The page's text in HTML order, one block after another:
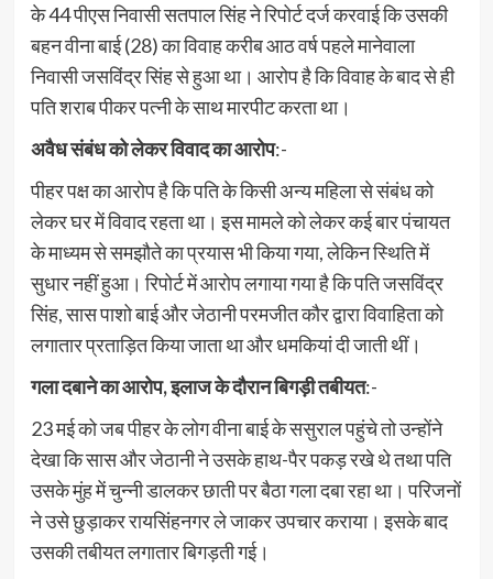
के 44 पीएस निवासी सतपाल सिंह ने रिपोर्ट दर्ज करवाई कि उसकी
बहन वीना बाई (28) का विवाह करीब आठ वर्ष पहले मानेवाला
निवासी जसविंद्र सिंह से हुआ था। आरोप है कि विवाह के बाद से ही
पति शराब पीकर पत्नी के साथ मारपीट करता था।
अवैध संबंध को लेकर विवाद का आरोप:-
पीहर पक्ष का आरोप है कि पति के किसी अन्य महिला से संबंध को
लेकर घर में विवाद रहता था। इस मामले को लेकर कई बार पंचायत
के माध्यम से समझौते का प्रयास भी किया गया, लेकिन स्थिति में
सुधार नहीं हुआ। रिपोर्ट में आरोप लगाया गया है कि पति जसविंद्र
सिंह, सास पाशो बाई और जेठानी परमजीत कौर द्वारा विवाहिता को
लगातार प्रताड़ित किया जाता था और धमकियां दी जाती थीं।
गला दबाने का आरोप, इलाज के दौरान बिगड़ी तबीयत:-
23 मई को जब पीहर के लोग वीना बाई के ससुराल पहुंचे तो उन्होंने
देखा कि सास और जेठानी ने उसके हाथ-पैर पकड़ रखे थे तथा पति
उसके मुंह में चुन्नी डालकर छाती पर बैठा गला दबा रहा था। परिजनों
ने उसे छुड़ाकर रायसिंहनगर ले जाकर उपचार कराया। इसके बाद
उसकी तबीयत लगातार बिगड़ती गई।